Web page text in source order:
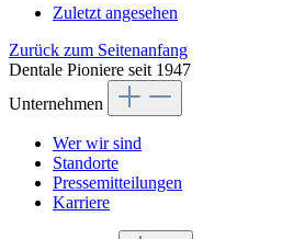
Zuletzt angesehen
Zurück zum Seitenanfang
Dentale Pioniere seit 1947
Unternehmen
Wer wir sind
Standorte
Pressemitteilungen
Karriere